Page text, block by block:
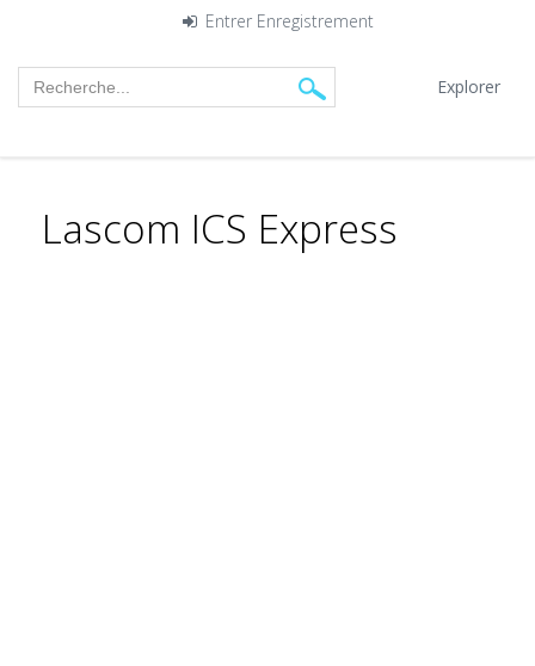
Entrer Enregistrement
Explorer
Lascom ICS Express